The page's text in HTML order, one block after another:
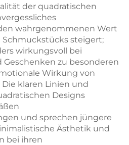
der quadratischen
wahrgenommenen Wert
steigert;
wirkungsvoll bei
zu besonderen
Wirkung von
klaren Linien und
Designs
und sprechen jüngere
Ästhetik und
bei ihren